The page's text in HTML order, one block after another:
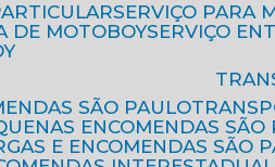
SERVIÇO PARA
DE MOTOBOY
SERVIÇO
SÃO PAULO
ENCOMENDAS SÃO
E ENCOMENDAS SÃO